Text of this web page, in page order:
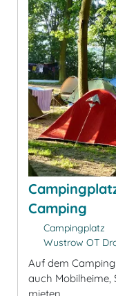
Camping
Campingplatz
Wustrow OT
Auf dem
auch Mobilheime,